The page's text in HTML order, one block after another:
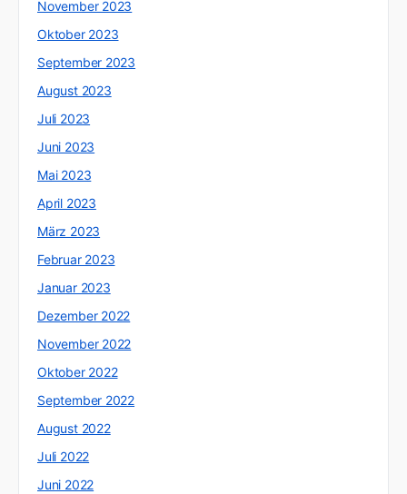
November 2023
Oktober 2023
September 2023
August 2023
Juli 2023
Juni 2023
Mai 2023
April 2023
März 2023
Februar 2023
Januar 2023
Dezember 2022
November 2022
Oktober 2022
September 2022
August 2022
Juli 2022
Juni 2022